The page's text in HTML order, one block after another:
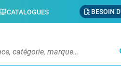
CATALOGUES BESOIN